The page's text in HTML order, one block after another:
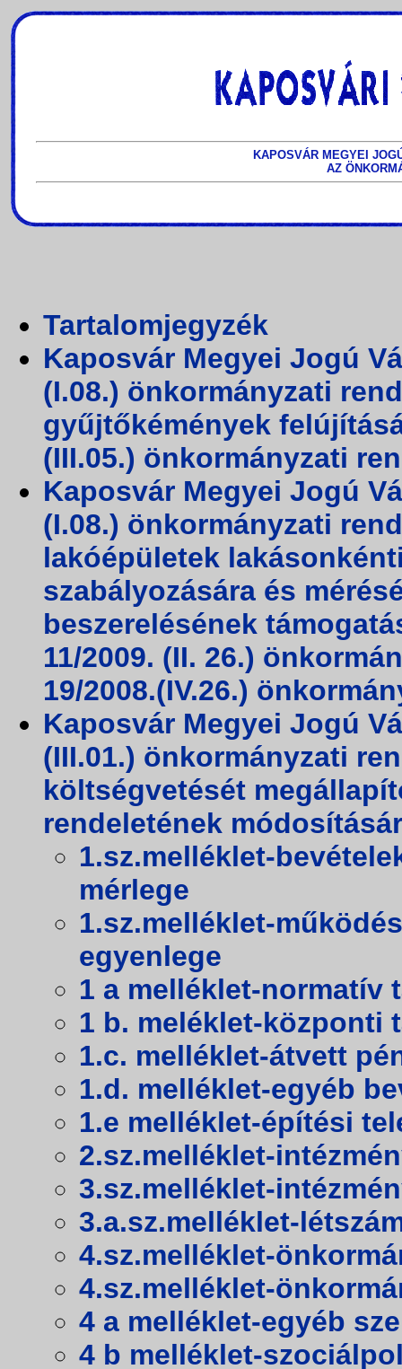
KAPOSVÁR MEGYEI
AZ
Tartalomjegyzék
Kaposvár Megyei Jogú
(I.08.) önkormányzati
gyűjtőkémények
(III.05.) önkormányzati
Kaposvár Megyei Jogú
(I.08.) önkormányzati
lakóépületek
szabályozására és
beszerelésének
11/2009. (II. 26.)
19/2008.(IV.26.)
Kaposvár Megyei Jogú
(III.01.) önkormányzati
költségvetését
rendeletének
1.sz.melléklet-
mérlege
1.sz.melléklet-
egyenlege
1 a melléklet-normatív
1 b. meléklet-központi
1.c. melléklet-átvett
1.d. melléklet-egyéb
1.e melléklet-építési
2.sz.melléklet-
3.sz.melléklet-
3.a.sz.melléklet-
4.sz.melléklet-
4.sz.melléklet-
4 a melléklet-egyéb
4 b melléklet-